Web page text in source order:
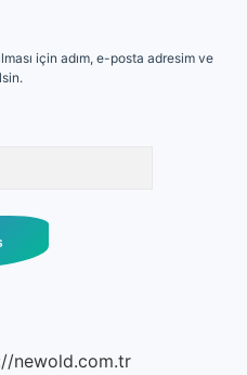
için adım, e-posta adresim ve
newold.com.tr